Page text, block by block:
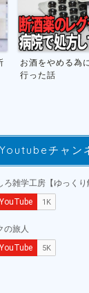
来に
お酒をやめ
Youtubeチャン